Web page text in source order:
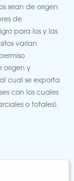
sean de origen
de
para los y las
tos varían
origen y
cual se exporta
con los cuales
o totales).